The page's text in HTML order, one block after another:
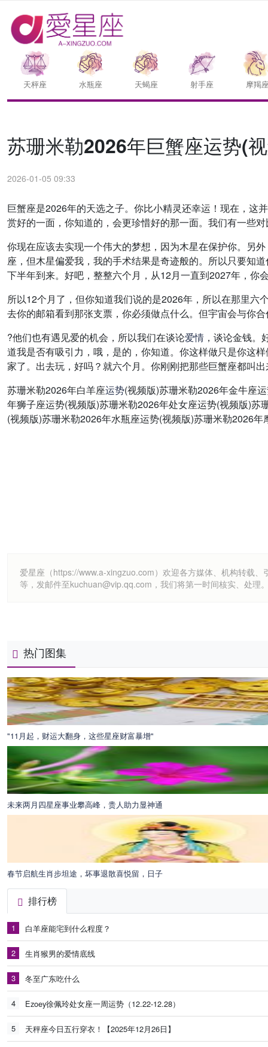
天枰座 水瓶座 天蝎座 射手座 摩羯
苏珊米勒2026年巨蟹座运势(
2026-01-05 09:33
巨蟹座是2026年的天选之子。你比小精灵还幸运！现在，这
赏好的一面，你知道的，会更珍惜好的那一面。我们有一些
你现在应该去实现一个伟大的梦想，因为木星在保护你。另
座，但木星偏爱我，我的手术结果是奇迹般的。所以只要知
下半年到来。好吧，整整六个月，从12月一直到2027年，你
所以12个月了，但你知道我们说的是2026年，所以在那里
去你的邮箱看到那张支票，你必须做点什么。但宇宙会与你
?他们也有遇见爱的机会，所以我们在谈论爱情 ，谈论金钱
道我是否有吸引力，哦，是的，你知道。你这样做只是你这
家了。出去玩，好吗？就六个月。你刚刚把那些巨蟹座都叫
苏珊米勒2026年白羊座运势(视频版)苏珊米勒2026年金牛座
年狮子座运势(视频版)苏珊米勒2026年处女座运势(视频版)
(视频版)苏珊米勒2026年水瓶座运势(视频版)苏珊米勒2026
爱星座（https://www.a-xingzuo.com）欢迎各方媒体、机构转载
等，发邮件至kuchuan@vip.qq.com，我们将第一时间核实、处理
热门图集
"11月起，财运大翻身，这些星座财富暴增"
未来两月四星座事业攀高峰，贵人助力显神通
春节启航生肖步坦途，坏事退散喜悦留，日子
排行榜
1 白羊座能宅到什么程度？
2 生肖猴男的爱情底线
3 冬至广东吃什么
4 Ezoey徐佩玲处女座一周运势（12.22-12.28）
5 天秤座今日五行穿衣！【2025年12月26日】